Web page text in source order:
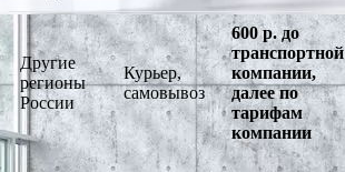
Другие
регионы
России
Курьер,
самовывоз
600 р. до
транспортной
компании,
далее по
тарифам
компании